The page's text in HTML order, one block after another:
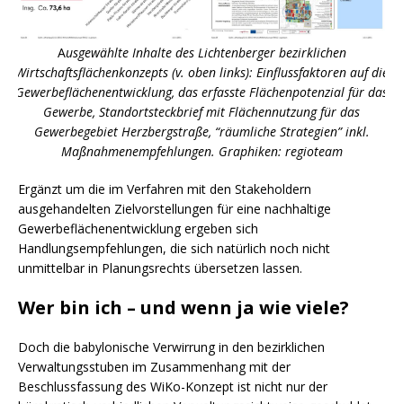
Ausgewählte Inhalte des Lichtenberger bezirklichen
Wirtschaftsflächenkonzepts (v. oben links): Einflussfaktoren auf die
Gewerbeflächenentwicklung, das erfasste Flächenpotenzial für das
Gewerbe, Standortsteckbrief mit Flächennutzung für das
Gewerbegebiet Herzbergstraße, “räumliche Strategien” inkl.
Maßnahmenempfehlungen. Graphiken: regioteam
Ergänzt um die im Verfahren mit den Stakeholdern
ausgehandelten Zielvorstellungen für eine nachhaltige
Gewerbeflächenentwicklung ergeben sich
Handlungsempfehlungen, die sich natürlich noch nicht
unmittelbar in Planungsrechts übersetzen lassen.
Wer bin ich – und wenn ja wie viele?
Doch die babylonische Verwirrung in den bezirklichen
Verwaltungsstuben im Zusammenhang mit der
Beschlussfassung des WiKo-Konzept ist nicht nur der